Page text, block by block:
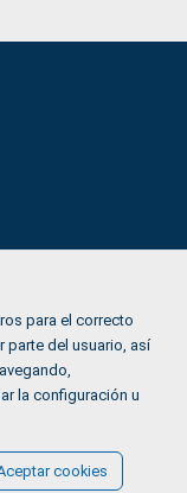
para el correcto
parte del usuario, así
la configuración u
cookies